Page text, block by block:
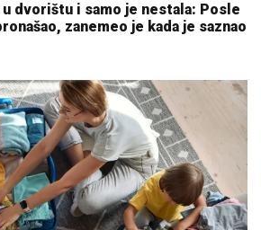
dvorištu i samo je nestala: Posle
zanemeo je kada je saznao